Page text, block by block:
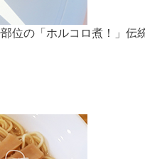
位の「ホルコロ煮！」伝